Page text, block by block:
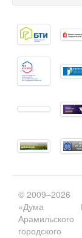
© 2009–2026
«Дума
Арамильского
городского